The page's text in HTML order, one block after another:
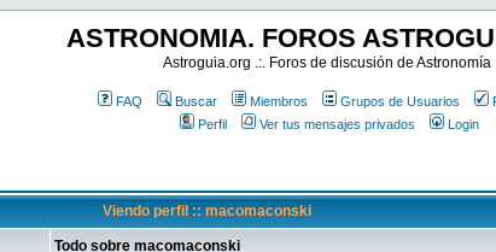
ASTRONOMIA. FOROS
Astroguia.org .:. Foros de discusión de Astronomía
FAQ Buscar Miembros Grupos de Usuarios
Perfil
Ver tus mensajes privados Login
Viendo perfil :: macomaconski
Todo sobre macomaconski